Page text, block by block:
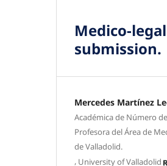
Medico-
submission.
Mercedes Martínez
Académica de Número
Profesora del Área de
de Valladolid.
, University of Valladolid